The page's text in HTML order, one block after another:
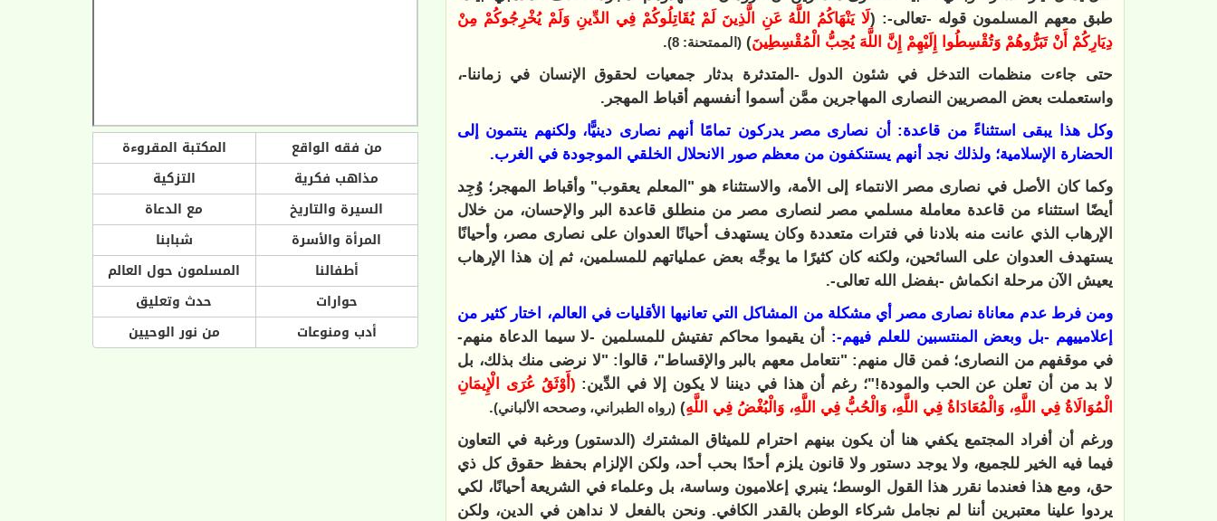
طبق معهم المسلمون قوله -تعالى-: (لَا يَنْهَاكُمُ اللَّهُ عَنِ الَّذِينَ لَمْ يُقَاتِلُوكُمْ فِي الدِّينِ وَلَمْ يُخْرِجُوكُمْ مِنْ
دِيَارِكُمْ أَنْ تَبَرُّوهُمْ وَتُقْسِطُوا إِلَيْهِمْ إِنَّ اللَّهَ يُحِبُّ الْمُقْسِطِينَ) (الممتحنة: 8)
.
حتى جاءت منظمات التدخل في شئون الدول -المتدثرة بدثار جمعيات لحقوق الإنسان في زماننا-،
واستعملت بعض المصريين النصارى المهاجرين ممَّن أسموا أنفسهم أقباط المهجر.
وكل هذا يبقى استثناءً من قاعدة: أن نصارى مصر يدركون تمامًا أنهم نصارى دينيًّا، ولكنهم ينتمون إلى
الحضارة الإسلامية؛ ولذلك نجد أنهم يستنكفون من معظم صور الانحلال الخلقي الموجودة في الغرب.
وكما كان الأصل في نصارى مصر الانتماء إلى الأمة، والاستثناء هو "المعلم يعقوب" وأقباط المهجر؛ وُجِد
أيضًا استثناء من قاعدة معاملة مسلمي مصر لنصارى مصر من منطلق قاعدة البر والإحسان، من خلال
الإرهاب الذي عانت منه بلادنا في فترات متعددة وكان يستهدف أحيانًا العدوان على نصارى مصر، وأحيانًا
يستهدف العدوان على السائحين، ولكنه كان كثيرًا ما يوجِّه بعض عملياتهم للمسلمين، ثم إن هذا الإرهاب
يعيش الآن مرحلة انكماش -بفضل الله تعالى-.
ومن فرط عدم معاناة نصارى مصر أي مشكلة من المشاكل التي تعانيها الأقليات في العالم، اختار كثير من
إعلامييهم -بل وبعض المنتسبين للعلم فيهم-: أن يقيموا محاكم تفتيش للمسلمين -لا سيما الدعاة منهم-
في موقفهم من النصارى؛ فمن قال منهم: "نتعامل معهم بالبر والإقساط"، قالوا: "لا نرضى منك بذلك، بل
لا بد من أن تعلن عن الحب والمودة!"؛ رغم أن هذا في ديننا لا يكون إلا في الدِّين: (‌أَوْثَقُ ‌عُرَى ‌الْإِيمَانِ
‌الْمُوَالَاةُ ‌فِي ‌اللَّهِ، وَالْمُعَادَاةُ فِي اللَّهِ، وَالْحُبُّ فِي اللَّهِ، وَالْبُغْضُ فِي اللَّهِ) (رواه الطبراني، وصححه الألباني).
ورغم أن أفراد المجتمع يكفي هنا أن يكون بينهم احترام للميثاق المشترك (الدستور) ورغبة في التعاون
فيما فيه الخير للجميع، ولا يوجد دستور ولا قانون يلزم أحدًا بحب أحد، ولكن الإلزام بحفظ حقوق كل ذي
حق، ومع هذا فعندما نقرر هذا القول الوسط؛ ينبري إعلاميون وساسة، بل وعلماء في الشريعة أحيانًا، لكي
يردوا علينا معتبرين أننا لم نجامل شركاء الوطن بالقدر الكافي. ونحن بالفعل لا نداهن في الدين، ولكن
من فقه الواقع
المكتبة المقروءة
مذاهب فكرية
التزكية
السيرة والتاريخ
مع الدعاة
المرأة والأسرة
شبابنا
أطفالنا
المسلمون حول العالم
حوارات
حدث وتعليق
أدب ومنوعات
من نور الوحيين